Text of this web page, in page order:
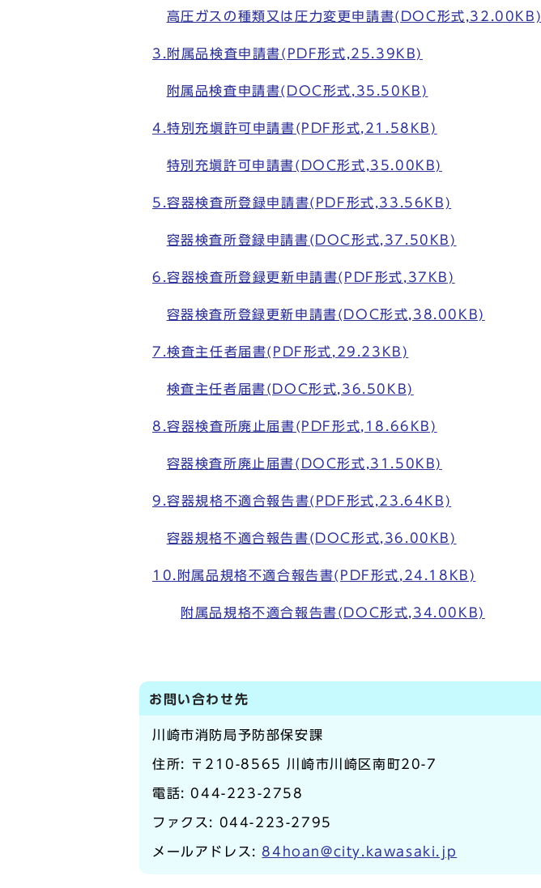
高圧ガスの種類又は圧力変更申請書(DOC形式,32.00KB)
3.附属品検査申請書(PDF形式,25.39KB)
附属品検査申請書(DOC形式,35.50KB)
4.特別充塡許可申請書(PDF形式,21.58KB)
特別充塡許可申請書(DOC形式,35.00KB)
5.容器検査所登録申請書(PDF形式,33.56KB)
容器検査所登録申請書(DOC形式,37.50KB)
6.容器検査所登録更新申請書(PDF形式,37KB)
容器検査所登録更新申請書(DOC形式,38.00KB)
7.検査主任者届書(PDF形式,29.23KB)
検査主任者届書(DOC形式,36.50KB)
8.容器検査所廃止届書(PDF形式,18.66KB)
容器検査所廃止届書(DOC形式,31.50KB)
9.容器規格不適合報告書(PDF形式,23.64KB)
容器規格不適合報告書(DOC形式,36.00KB)
10.附属品規格不適合報告書(PDF形式,24.18KB)
附属品規格不適合報告書(DOC形式,34.00KB)
お問い合わせ先
川崎市消防局予防部保安課
住所: 〒210-8565 川崎市川崎区南町20-7
電話: 044-223-2758
ファクス: 044-223-2795
メールアドレス:84hoan@city.kawasaki.jp